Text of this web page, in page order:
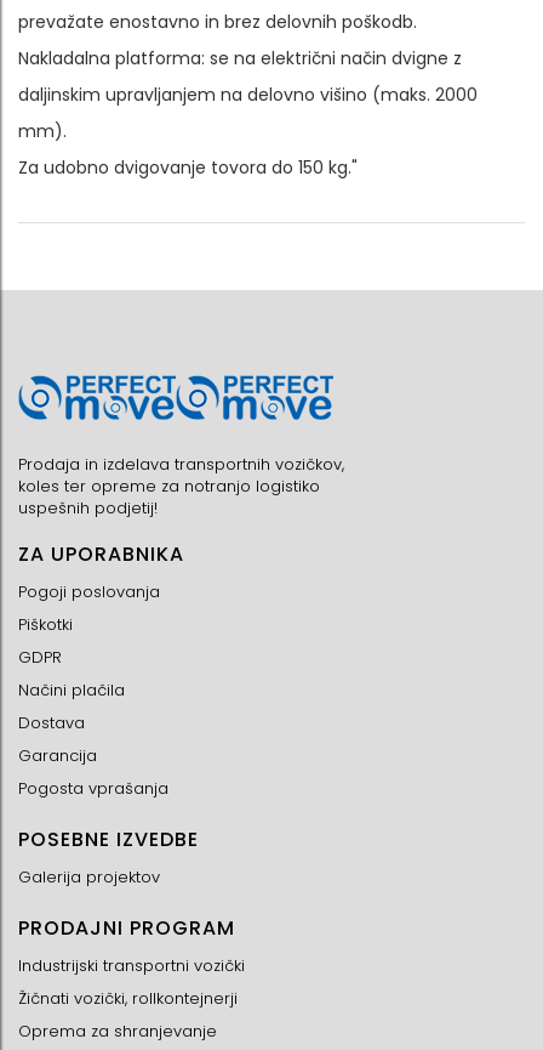
prevažate enostavno in brez delovnih poškodb.
Nakladalna platforma: se na električni način dvigne z
daljinskim upravljanjem na delovno višino (maks. 2000
mm).
Za udobno dvigovanje tovora do 150 kg."
Prodaja in izdelava transportnih vozičkov,
koles ter opreme za notranjo logistiko
uspešnih podjetij!
ZA UPORABNIKA
Pogoji poslovanja
Piškotki
GDPR
Načini plačila
Dostava
Garancija
Pogosta vprašanja
POSEBNE IZVEDBE
Galerija projektov
PRODAJNI PROGRAM
Industrijski transportni vozički
Žičnati vozički, rollkontejnerji
Oprema za shranjevanje